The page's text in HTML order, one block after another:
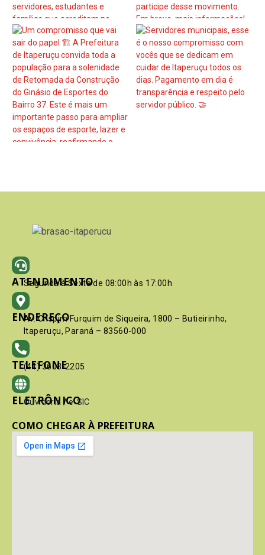
ATENDIMENTO
Segunda à Sexta de 08:00h às 17:00h
ENDEREÇO
Av. Crispim Furquim de Siqueira, 1800 – Butieirinho,
Itaperuçu, Paraná – 83560-000
TELEFONE
(41) 3603-2205
ELETRÔNICO
Ouvidoria / e-SIC
COMO CHEGAR À PREFEITURA